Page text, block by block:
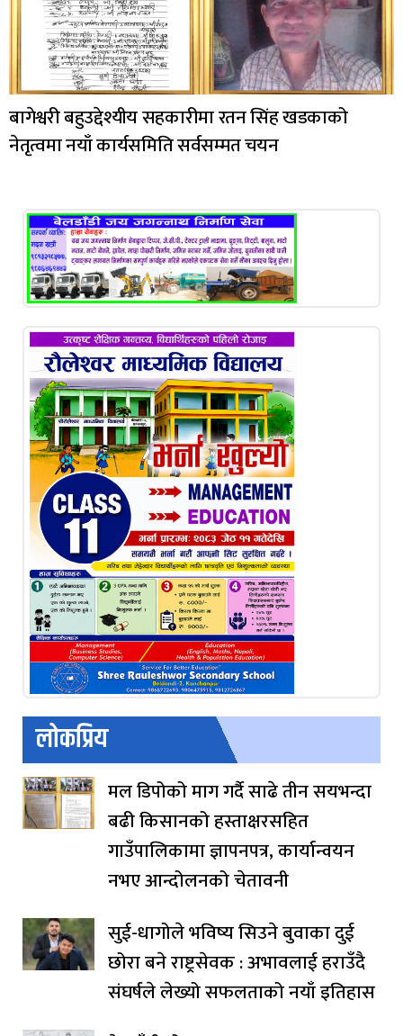
बागेश्वरी बहुउद्देश्यीय सहकारीमा रतन सिंह खडकाको
नेतृत्वमा नयाँ कार्यसमिति सर्वसम्मत चयन
लोकप्रिय
मल डिपोको माग गर्दै साढे तीन सयभन्दा
बढी किसानको हस्ताक्षरसहित
गाउँपालिकामा ज्ञापनपत्र, कार्यान्वयन
नभए आन्दोलनको चेतावनी
सुई-धागोले भविष्य सिउने बुवाका दुई
छोरा बने राष्ट्रसेवक : अभावलाई हराउँदै
संघर्षले लेख्यो सफलताको नयाँ इतिहास